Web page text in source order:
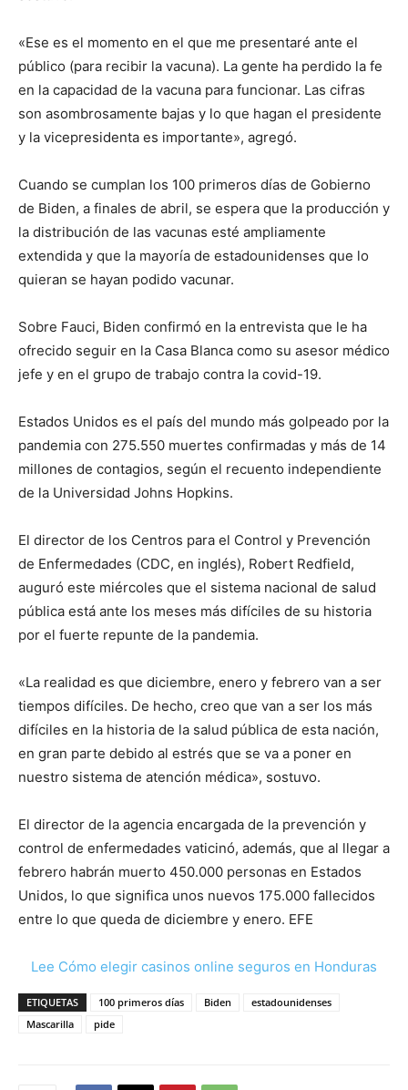
«Ese es el momento en el que me presentaré ante el
público (para recibir la vacuna). La gente ha perdido la fe
en la capacidad de la vacuna para funcionar. Las cifras
son asombrosamente bajas y lo que hagan el presidente
y la vicepresidenta es importante», agregó.
Cuando se cumplan los 100 primeros días de Gobierno
de Biden, a finales de abril, se espera que la producción y
la distribución de las vacunas esté ampliamente
extendida y que la mayoría de estadounidenses que lo
quieran se hayan podido vacunar.
Sobre Fauci, Biden confirmó en la entrevista que le ha
ofrecido seguir en la Casa Blanca como su asesor médico
jefe y en el grupo de trabajo contra la covid-19.
Estados Unidos es el país del mundo más golpeado por la
pandemia con 275.550 muertes confirmadas y más de 14
millones de contagios, según el recuento independiente
de la Universidad Johns Hopkins.
El director de los Centros para el Control y Prevención
de Enfermedades (CDC, en inglés), Robert Redfield,
auguró este miércoles que el sistema nacional de salud
pública está ante los meses más difíciles de su historia
por el fuerte repunte de la pandemia.
«La realidad es que diciembre, enero y febrero van a ser
tiempos difíciles. De hecho, creo que van a ser los más
difíciles en la historia de la salud pública de esta nación,
en gran parte debido al estrés que se va a poner en
nuestro sistema de atención médica», sostuvo.
El director de la agencia encargada de la prevención y
control de enfermedades vaticinó, además, que al llegar a
febrero habrán muerto 450.000 personas en Estados
Unidos, lo que significa unos nuevos 175.000 fallecidos
entre lo que queda de diciembre y enero. EFE
Lee Cómo elegir casinos online seguros en Honduras
ETIQUETAS 100 primeros días Biden
estadounidenses
Mascarilla
pide